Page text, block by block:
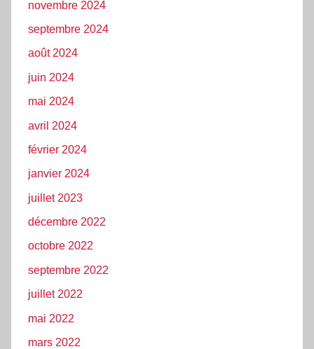
novembre 2024
septembre 2024
août 2024
juin 2024
mai 2024
avril 2024
février 2024
janvier 2024
juillet 2023
décembre 2022
octobre 2022
septembre 2022
juillet 2022
mai 2022
mars 2022